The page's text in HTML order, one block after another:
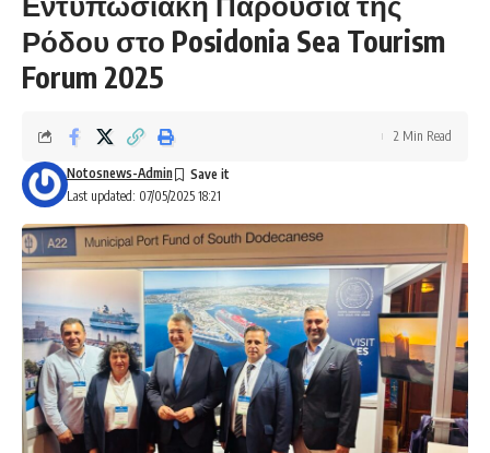
Ρόδου στο Posidonia Sea Tourism
Forum 2025
Last updated: 07/05/2025 18:21
Notosnews-Admin
2 Min Read